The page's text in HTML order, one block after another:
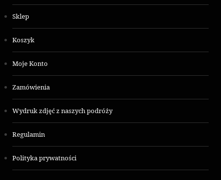
Sklep
Koszyk
Moje Konto
Zamówienia
Wydruk zdjęć z naszych podróży
Regulamin
Polityka prywatności